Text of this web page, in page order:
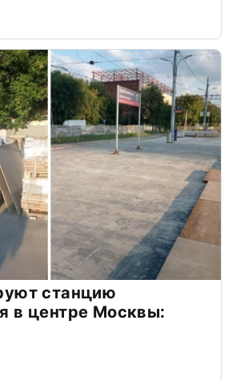
станцию
в центре Москвы: